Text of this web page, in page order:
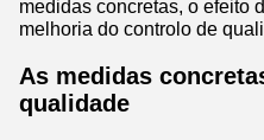
medidas concretas, o efeito
melhoria do controlo de
As medidas
qualidade